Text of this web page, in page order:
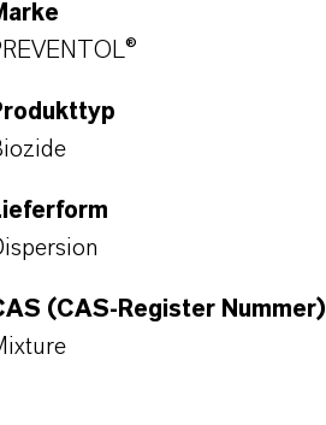
(CAS-Register Nummer)